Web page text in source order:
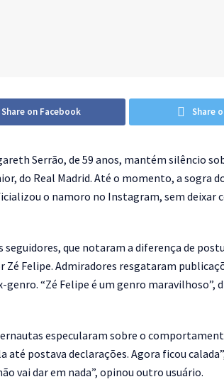
Share on Facebook Share
Serrão, de 59 anos, mantém silêncio
do Real Madrid. Até o momento, a sogra
o namoro no Instagram, sem deixar
que notaram a diferença de
Zé Felipe. Admiradores resgataram
“Zé Felipe é um genro maravilhoso”,
especularam sobre o
até postava declarações. Agora ficou
vai dar em nada”, opinou outro usuário.